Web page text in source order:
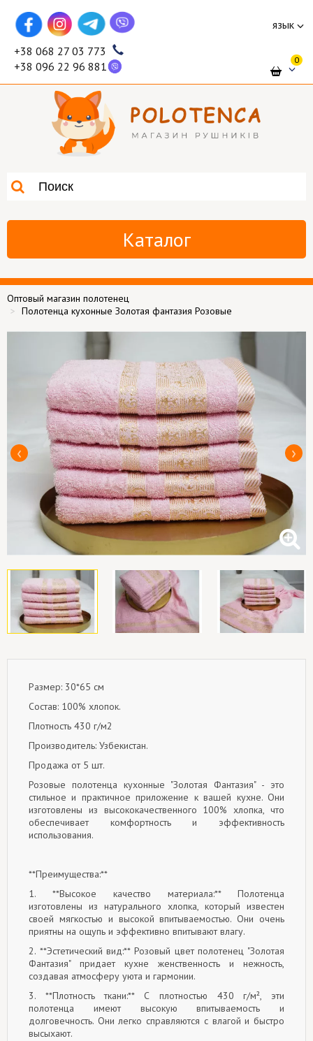
язык
+38 068 27 03 773
+38 096 22 96 881
0
Каталог
Оптовый магазин полотенец
Полотенца кухонные Золотая фантазия Розовые
Размер: 30*65 см
Состав: 100% хлопок.
Плотность 430 г/м2
Производитель: Узбекистан.
Продажа от 5 шт.
Розовые полотенца кухонные "Золотая Фантазия" - это
стильное и практичное приложение к вашей кухне. Они
изготовлены из высококачественного 100% хлопка, что
обеспечивает комфортность и эффективность
использования.
**Преимущества:**
1. **Высокое качество материала:** Полотенца
изготовлены из натурального хлопка, который известен
своей мягкостью и высокой впитываемостью. Они очень
приятны на ощупь и эффективно впитывают влагу.
2. **Эстетический вид:** Розовый цвет полотенец "Золотая
Фантазия" придает кухне женственность и нежность,
создавая атмосферу уюта и гармонии.
3. **Плотность ткани:** С плотностью 430 г/м², эти
полотенца имеют высокую впитываемость и
долговечность. Они легко справляются с влагой и быстро
высыхают.